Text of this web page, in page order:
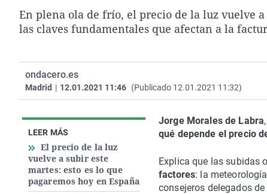
En plena ola de frío, el precio de la luz vuelve
las claves fundamentales que afectan a la
ondacero.es
Madrid | 12.01.2021 11:46 (Publicado 12.01.2021 11:32)
LEER MÁS
El precio de la luz
vuelve a subir este
martes: esto es lo que
pagaremos hoy en España
Jorge Morales de Labra
qué depende el precio
Explica que las subidas
factores: la
consejeros delegados